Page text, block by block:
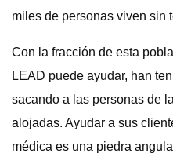
miles de personas viven sin
Con la fracción de esta
LEAD puede ayudar, han
sacando a las personas de
alojadas. Ayudar a sus
médica es una piedra